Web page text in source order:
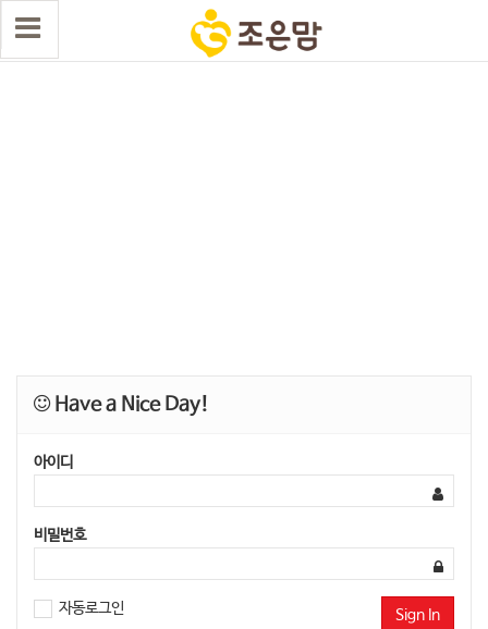
Have a Nice Day!
아이디
비밀번호
자동로그인 Sign In